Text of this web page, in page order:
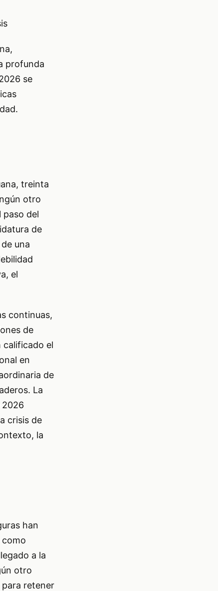
profunda
se
treinta
otro
paso del
de
una
el
continuas,
de
calificado el
en
de
La
2026
crisis de
la
han
a la
otro
retener